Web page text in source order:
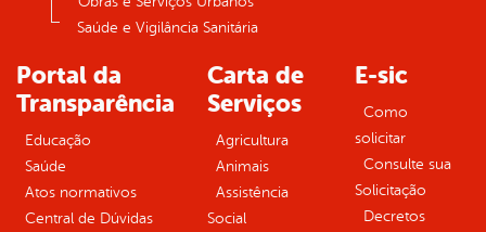
Saúde e Vigilância Sanitária
Portal da
Transparência
Educação
Saúde
Atos normativos
Central de Dúvidas
Carta de
Serviços
Agricultura
Animais
Assistência
Social
E-sic
Como
solicitar
Consulte sua
Solicitação
Decretos